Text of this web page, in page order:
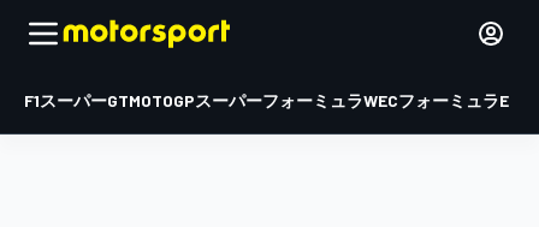
F1スーパーGTMOTOGPスーパーフォーミュラWECフォーミュラE